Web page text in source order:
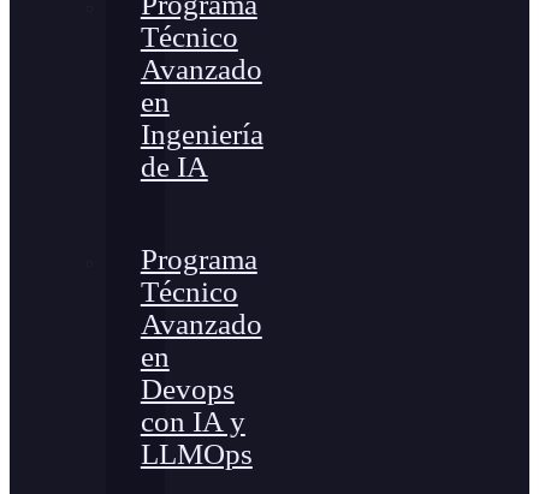
Técnico
Avanzado
en
Ingeniería
de IA
Programa
Técnico
Avanzado
en
Devops
con IA y
LLMOps